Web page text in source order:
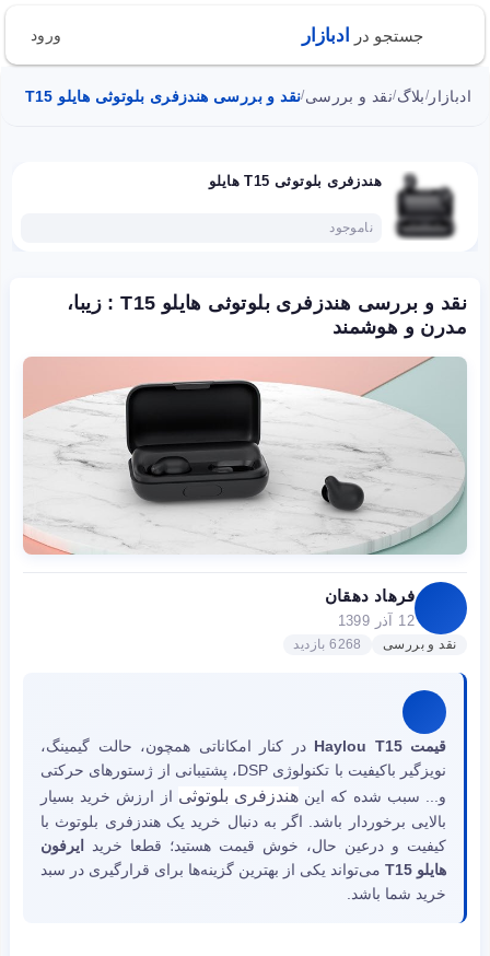
جستجو در ادبازار ورود
ادبازار /بلاگ/نقد و بررسی/نقد و بررسی هندزفری بلوتوثی هایلو T15 : زیبا، مدرن و هوشمند
هندزفری بلوتوثی T15 هایلو
ناموجود
نقد و بررسی هندزفری بلوتوثی هایلو T15 : زیبا،
مدرن و هوشمند
فرهاد دهقان
12 آذر 1399
نقد و بررسی 6268 بازدید
قیمت Haylou T15
در کنار امکاناتی همچون، حالت گیمینگ،
نویزگیر باکیفیت با تکنولوژی DSP، پشتیبانی از ژستورهای حرکتی
و... سبب شده که این هندزفری بلوتوثی از ارزش خرید بسیار
بالایی برخوردار باشد. اگر به دنبال خرید یک هندزفری بلوتوث با
کیفیت و درعین حال، خوش قیمت هستید؛ قطعا خرید
ایرفون
هایلو T15
می‌تواند یکی از بهترین گزینه‌ها برای قرارگیری در سبد
خرید شما باشد.